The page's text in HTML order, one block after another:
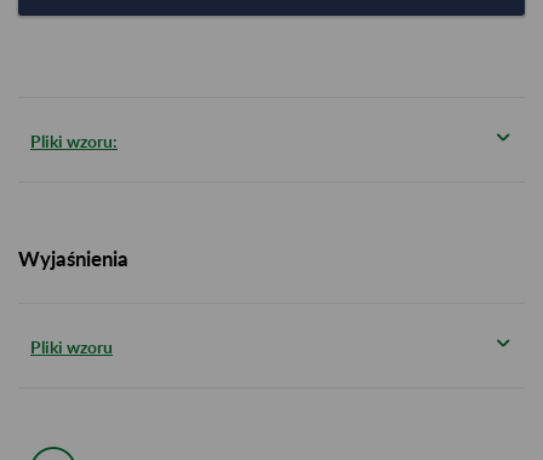
Pliki wzoru:
Wyjaśnienia
Pliki wzoru